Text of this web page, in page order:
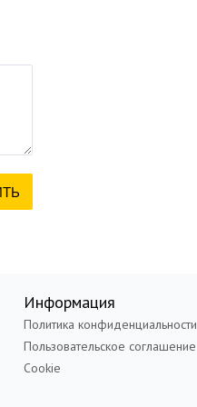
Информация
Политика конфиденциальности
Пользовательское соглашение
Cookie